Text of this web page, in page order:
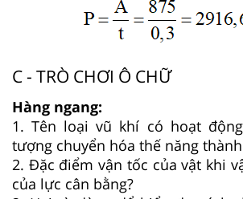
C - TRÒ CHƠI Ô CHỮ
Hàng ngang:
1. Tên loại vũ khí có hoạt
tượng chuyển hóa thế năng
2. Đặc điểm vận tốc của vật khi
của lực cân bằng?